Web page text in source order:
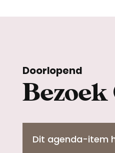
Colofon
Onderwijs
Doorlopend
Dit agenda-item